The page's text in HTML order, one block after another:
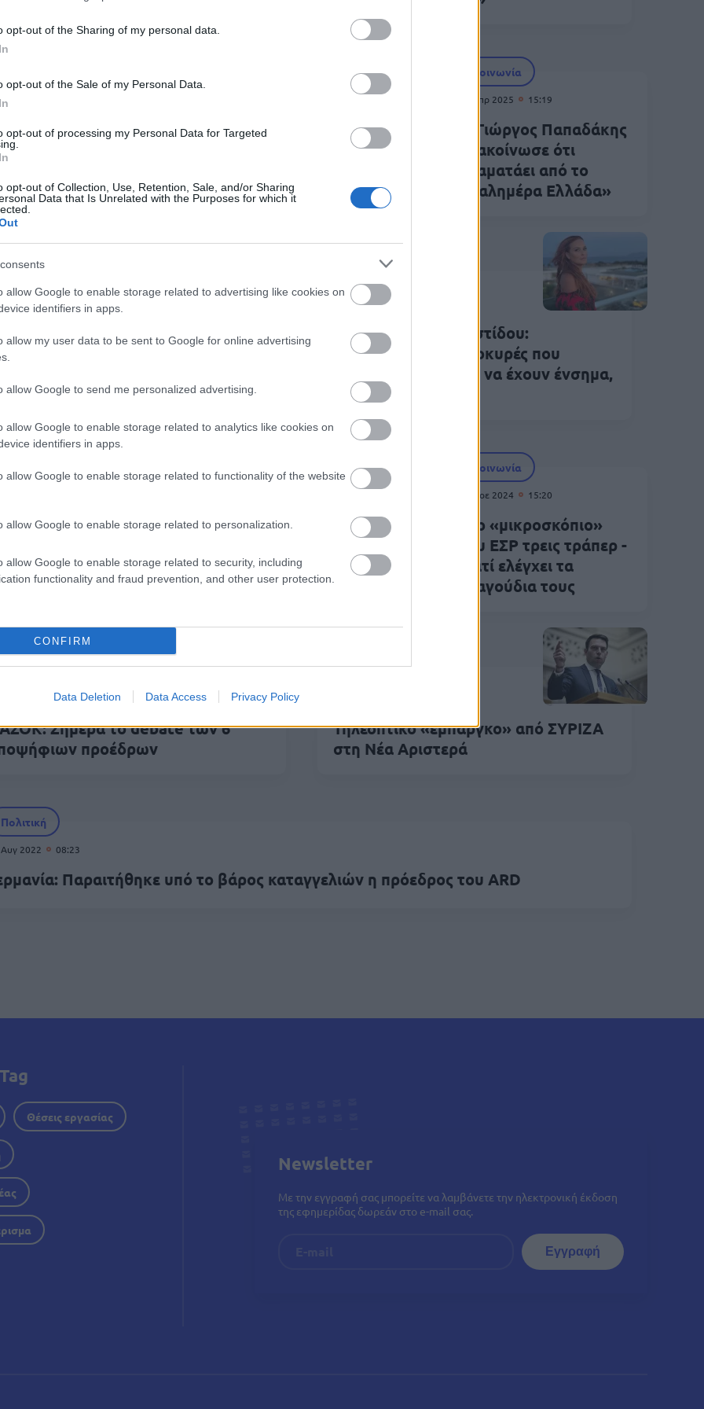
opt-out of the Sharing of my personal data.
opt-out of the Sale of my Personal Data.
opt-out of processing my Personal Data for Targeted
opt-out of Collection, Use, Retention, Sale, and/or Sharing
Data that Is Unrelated with the Purposes for which it
allow Google to enable storage related to advertising like cookies on
identifiers in apps.
allow my user data to be sent to Google for online advertising
allow Google to send me personalized advertising.
allow Google to enable storage related to analytics like cookies on
identifiers in apps.
allow Google to enable storage related to functionality of the website
allow Google to enable storage related to personalization.
allow Google to enable storage related to security, including
functionality and fraud prevention, and other user protection.
CONFIRM
Data Deletion Data Access Privacy Policy
2025
ο
Ιάσων
Πώς οι οθόνες
της νέας γενιάς;
Κοινωνία
28 Απρ 2025 15:19
Ο Γιώργος Παπαδάκης
ανακοίνωσε ότι
σταματάει από το
«Καλημέρα Ελλάδα»
Δημόσιο
Απρ 2025 15:37
Αλλαγή παρόχου τηλεφωνίας,
και τηλεόρασης με ένα
Κοινωνία
24 Μαρ 2025
Νέα ανάρτηση Χρηστίδου:
«Φροντίστε οι νοικοκυρές που
δουλεύουν για εσάς να έχουν ένσημα,
ωράριο, μισθό»
2025
Netflix «εκτοξεύει»
εγγραφών το
Τηλεόραση τέλος: Τι θα
την αντικαταστήσει τα
επόμενα χρόνια
Κοινωνία
11 Νοε 2024 15:20
Στο «μικροσκόπιο»
του ΕΣΡ τρεις τράπερ -
Γιατί ελέγχει τα
τραγούδια τους
Πολιτική
08:58
Σήμερα το debate των 6
προέδρων
Πολιτική
Τηλεοπτικό «εμπάργκο» από ΣΥΡΙΖΑ
στη Νέα Αριστερά
Πολιτική
2022 08:23
Παραιτήθηκε υπό το βάρος καταγγελιών η πρόεδρος του ARD
Θέσεις εργασίας
Newsletter
Με την εγγραφή σας μπορείτε να λαμβάνετε την ηλεκτρονική έκδοση
της εφημερίδας δωρεάν στο e-mail σας.